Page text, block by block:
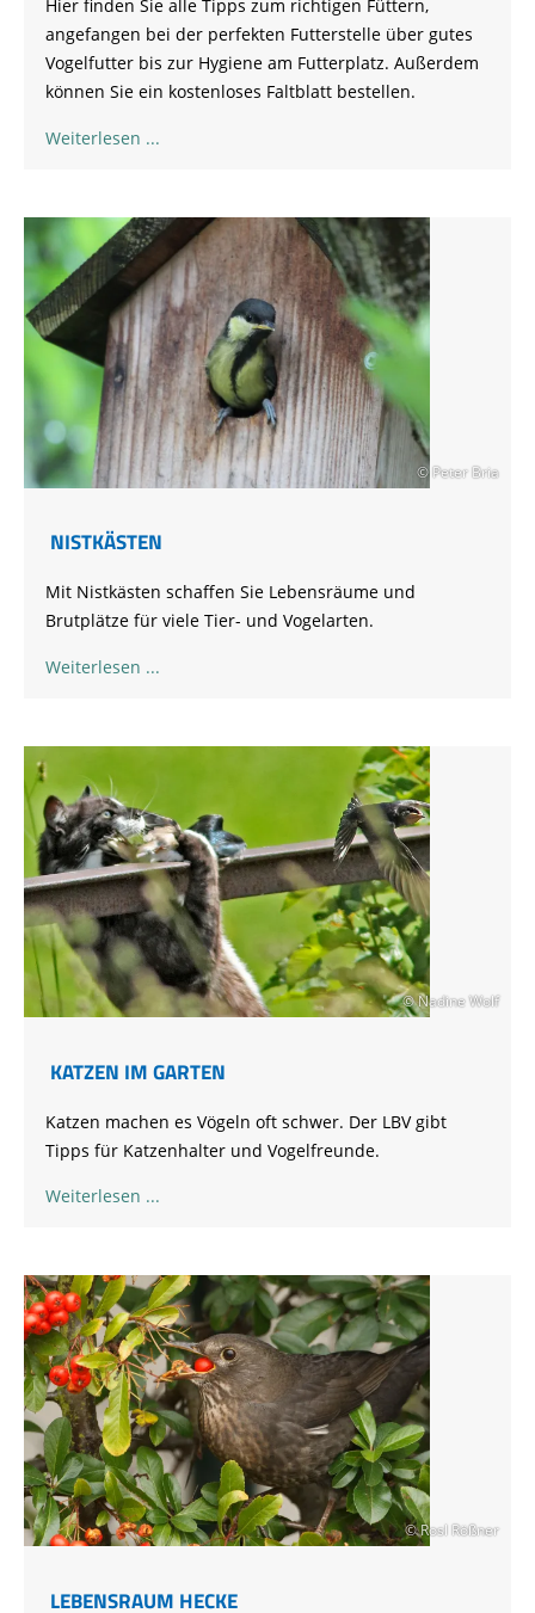
Hier finden Sie alle Tipps zum richtigen Füttern,
angefangen bei der perfekten Futterstelle über gutes
Vogelfutter bis zur Hygiene am Futterplatz. Außerdem
können Sie ein kostenloses Faltblatt bestellen.
Weiterlesen
© Peter Bria
NISTKÄSTEN
Mit Nistkästen schaffen Sie Lebensräume und
Brutplätze für viele Tier- und Vogelarten.
Weiterlesen
© Nadine Wolf
KATZEN IM GARTEN
Katzen machen es Vögeln oft schwer. Der LBV gibt
Tipps für Katzenhalter und Vogelfreunde.
Weiterlesen
© Rosl Rößner
LEBENSRAUM HECKE